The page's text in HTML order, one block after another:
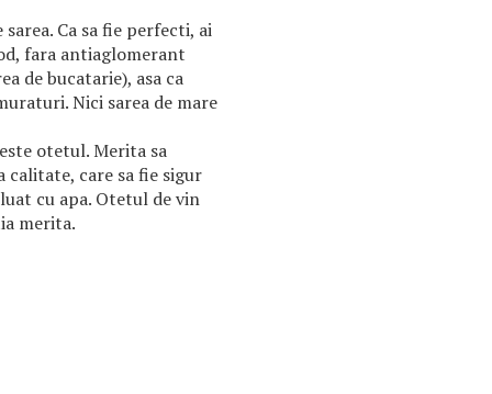
Ca sa fie perfecti, ai
fara antiaglomerant
de bucatarie), asa ca
Nici sarea de mare
otetul. Merita sa
care sa fie sigur
cu apa. Otetul de vin
merita.